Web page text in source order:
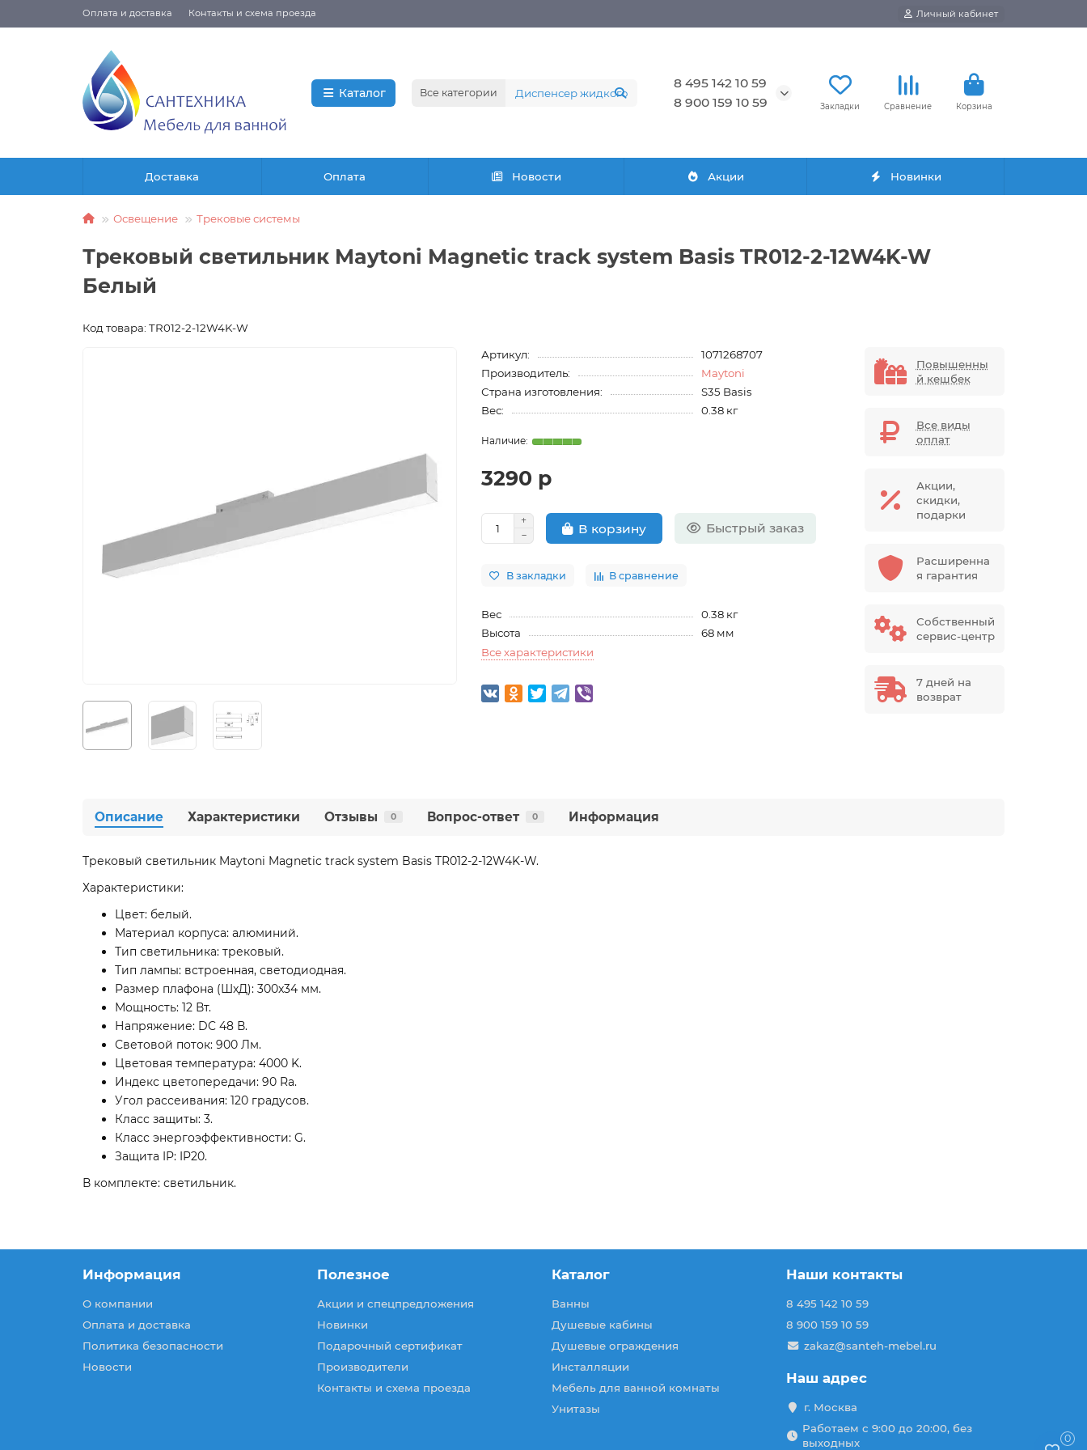
Оплата и доставка Контакты и схема проезда Личный кабинет
Каталог Все категории
8 495 142 10 59
8 900 159 10 59
Закладки Сравнение Корзина
Доставка Оплата Новости Акции Новинки
Освещение Трековые системы
Трековый светильник Maytoni Magnetic track system Basis TR012-2-12W4K-W
Белый
Код товара: TR012-2-12W4K-W
Артикул:
1071268707
Производитель:
Maytoni
Страна изготовления:
S35 Basis
Вес:
0.38 кг
3290 р
В корзину Быстрый заказ
В закладки В сравнение
Вес
0.38 кг
Высота
68 мм
Все характеристики
Повышенны
й кешбек
Все виды
оплат
Акции,
скидки,
подарки
Расширенна
я гарантия
Собственный
сервис-центр
7 дней на
возврат
Описание Характеристики Отзывы 0 Вопрос-ответ 0 Информация
Трековый светильник Maytoni Magnetic track system Basis TR012-2-12W4K-W.
Характеристики:
Цвет: белый.
Материал корпуса: алюминий.
Тип светильника: трековый.
Тип лампы: встроенная, светодиодная.
Размер плафона (ШxД): 300x34 мм.
Мощность: 12 Вт.
Напряжение: DC 48 В.
Световой поток: 900 Лм.
Цветовая температура: 4000 K.
Индекс цветопередачи: 90 Ra.
Угол рассеивания: 120 градусов.
Класс защиты: 3.
Класс энергоэффективности: G.
Защита IP: IP20.
В комплекте: светильник.
Информация
О компании
Оплата и доставка
Политика безопасности
Новости
Полезное
Акции и спецпредложения
Новинки
Подарочный сертификат
Производители
Контакты и схема проезда
Каталог
Ванны
Душевые кабины
Душевые ограждения
Инсталляции
Мебель для ванной комнаты
Унитазы
Наши контакты
8 495 142 10 59
8 900 159 10 59
zakaz@santeh-mebel.ru
Наш адрес
г. Москва
Работаем с 9:00 до 20:00, без
выходных
0